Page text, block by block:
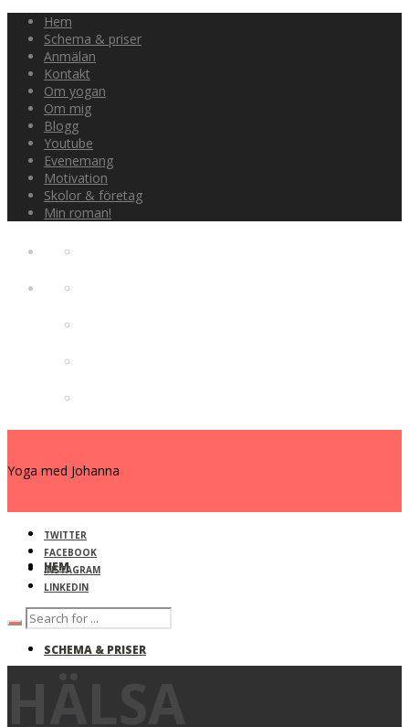
Hem
Schema & priser
Anmälan
Kontakt
Om yogan
Om mig
Blogg
Youtube
Evenemang
Motivation
Skolor & företag
Min roman!
Yoga med Johanna
HEM
SCHEMA & PRISER
TWITTER
FACEBOOK
INSTAGRAM
LINKEDIN